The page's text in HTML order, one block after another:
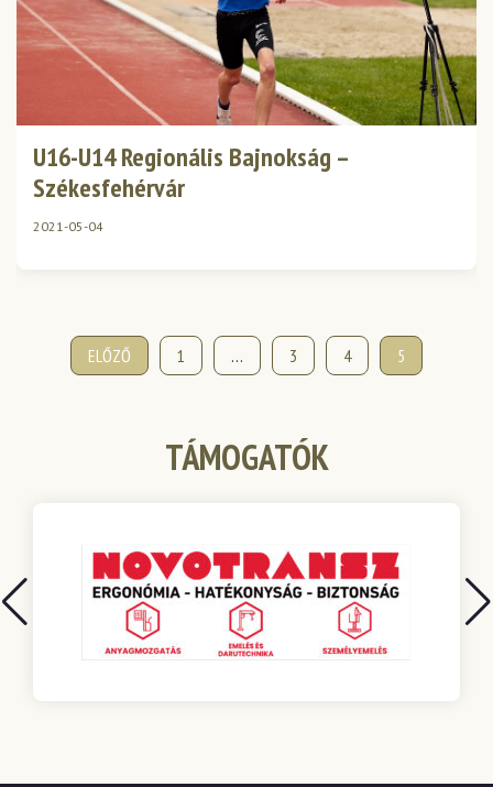
U16-U14 Regionális Bajnokság –
Székesfehérvár
2021-05-04
Bejegyzések
ELŐZŐ 1 … 3 4 5
TÁMOGATÓK